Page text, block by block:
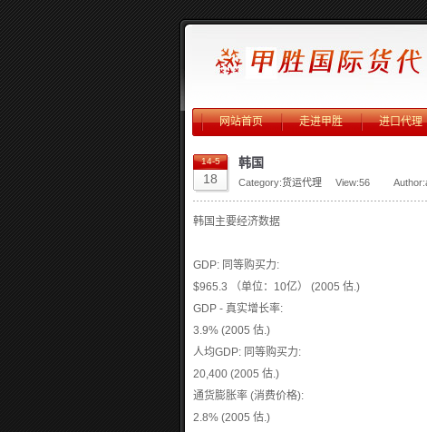
网站首页 走进甲胜 进口代理
14-5
18
韩国
Category:货运代理 View:56
韩国主要经济数据
GDP: 同等购买力:
$965.3 （单位：10亿） (2005 估.)
GDP - 真实增长率:
3.9% (2005 估.)
人均GDP: 同等购买力:
20,400 (2005 估.)
通货膨胀率 (消费价格):
2.8% (2005 估.)